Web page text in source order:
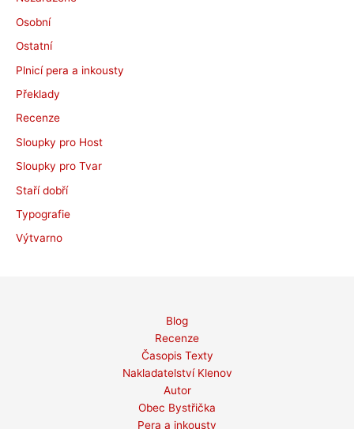
Osobní
Ostatní
Plnicí pera a inkousty
Překlady
Recenze
Sloupky pro Host
Sloupky pro Tvar
Staří dobří
Typografie
Výtvarno
Blog
Recenze
Časopis Texty
Nakladatelství Klenov
Autor
Obec Bystřička
Pera a inkousty